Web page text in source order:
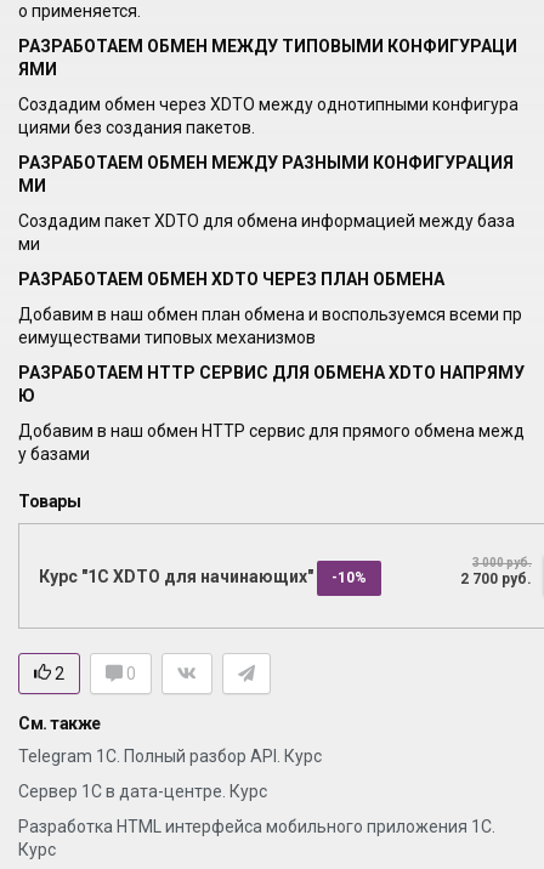
о применяется.
РАЗРАБОТАЕМ ОБМЕН МЕЖДУ ТИПОВЫМИ КОНФИГУРАЦИ
ЯМИ
Создадим обмен через XDTO между однотипными конфигура
циями без создания пакетов.
РАЗРАБОТАЕМ ОБМЕН МЕЖДУ РАЗНЫМИ КОНФИГУРАЦИЯ
МИ
Создадим пакет XDTO для обмена информацией между база
ми
РАЗРАБОТАЕМ ОБМЕН XDTO ЧЕРЕЗ ПЛАН ОБМЕНА
Добавим в наш обмен план обмена и воспользуемся всеми пр
еимуществами типовых механизмов
РАЗРАБОТАЕМ HTTP СЕРВИС ДЛЯ ОБМЕНА XDTO НАПРЯМУ
Ю
Добавим в наш обмен HTTP сервис для прямого обмена межд
у базами
Товары
Курс "1С XDTO для начинающих" -10%
3 000 руб.
2 700 руб.
2 0
См. также
Telegram 1C. Полный разбор API. Курс
Сервер 1С в дата-центре. Курс
Разработка HTML интерфейса мобильного приложения 1С.
Курс